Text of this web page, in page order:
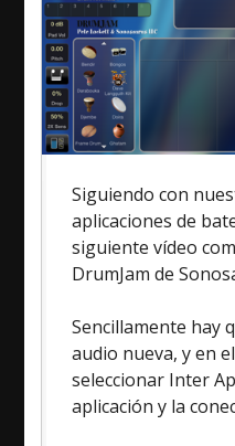
Siguiendo con
aplicaciones de
siguiente vídeo
DrumJam de
Sencillamente hay
audio nueva, y en
seleccionar Inter
aplicación y la